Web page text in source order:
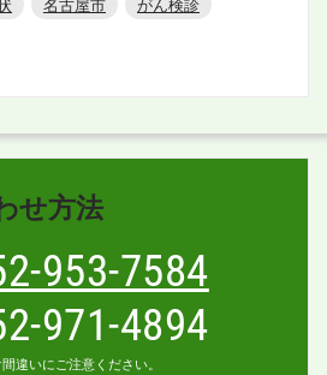
せ方法
953-7584
971-4894
違いにご注意ください。